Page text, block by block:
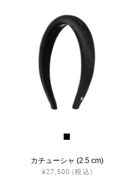
クラフトマンシップ
ストア
お修理について
カチューシャ (2.5 cm)
¥27,500 (税込)